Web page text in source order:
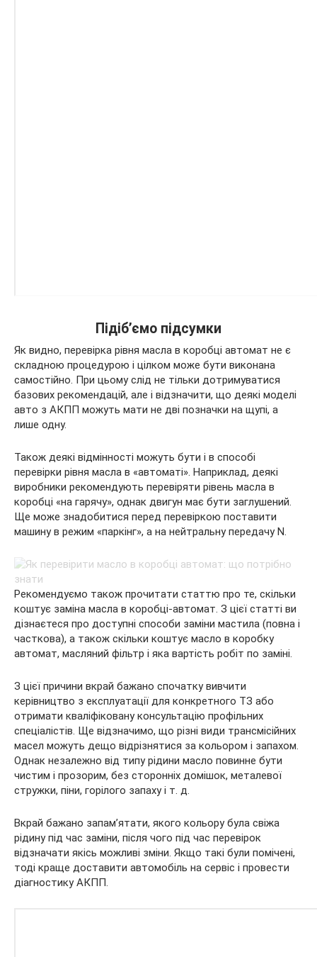
Підіб’ємо підсумки
Як видно, перевірка рівня масла в коробці автомат не є
складною процедурою і цілком може бути виконана
самостійно. При цьому слід не тільки дотримуватися
базових рекомендацій, але і відзначити, що деякі моделі
авто з АКПП можуть мати не дві позначки на щупі, а
лише одну.
Також деякі відмінності можуть бути і в способі
перевірки рівня масла в «автоматі». Наприклад, деякі
виробники рекомендують перевіряти рівень масла в
коробці «на гарячу», однак двигун має бути заглушений.
Ще може знадобитися перед перевіркою поставити
машину в режим «паркінг», а на нейтральну передачу N.
Рекомендуємо також прочитати статтю про те, скільки
коштує заміна масла в коробці-автомат. З цієї статті ви
дізнаєтеся про доступні способи заміни мастила (повна і
часткова), а також скільки коштує масло в коробку
автомат, масляний фільтр і яка вартість робіт по заміні.
З цієї причини вкрай бажано спочатку вивчити
керівництво з експлуатації для конкретного ТЗ або
отримати кваліфіковану консультацію профільних
спеціалістів. Ще відзначимо, що різні види трансмісійних
масел можуть дещо відрізнятися за кольором і запахом.
Однак незалежно від типу рідини масло повинне бути
чистим і прозорим, без сторонніх домішок, металевої
стружки, піни, горілого запаху і т. д.
Вкрай бажано запам’ятати, якого кольору була свіжа
рідину під час заміни, після чого під час перевірок
відзначати якісь можливі зміни. Якщо такі були помічені,
тоді краще доставити автомобіль на сервіс і провести
діагностику АКПП.